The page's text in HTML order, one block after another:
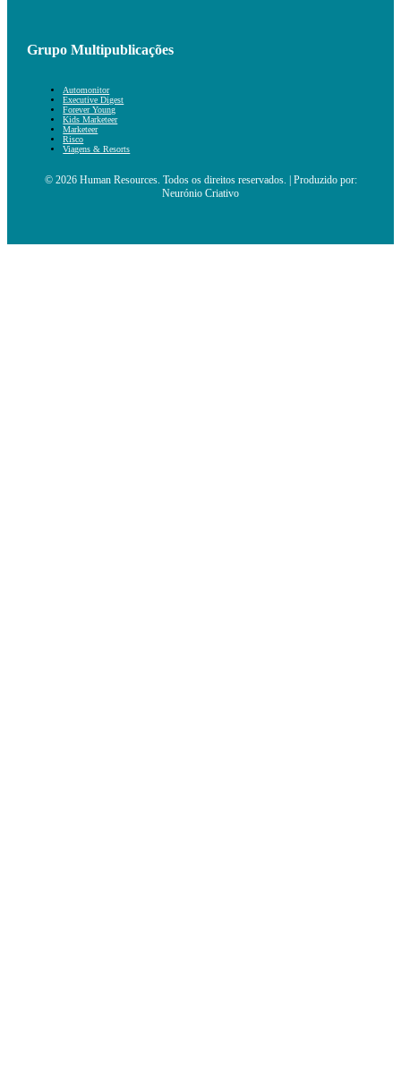
Grupo Multipublicações
Automonitor
Executive Digest
Forever Young
Kids Marketeer
Marketeer
Risco
Viagens & Resorts
© 2026 Human Resources. Todos os direitos reservados. | Produzido por:
Neurónio Criativo